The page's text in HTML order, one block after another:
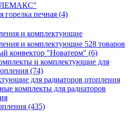
горелка печная (4)
и комплектующие
и комплектующие 528 товаров
конвектор "Новатерм" (6)
и комплектующие для
(74)
для радиаторов отопления
комплекты для радиаторов
(435)